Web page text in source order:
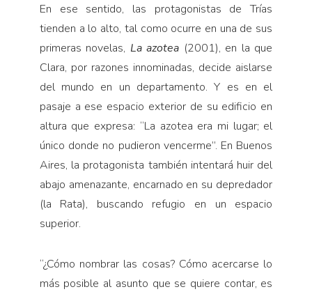
En ese sentido, las protagonistas de Trías
tienden a lo alto, tal como ocurre en una de sus
primeras novelas, La azotea (2001), en la que
Clara, por razones innominadas, decide aislarse
del mundo en un departamento. Y es en el
pasaje a ese espacio exterior de su edificio en
altura que expresa: “La azotea era mi lugar; el
único donde no pudieron vencerme”. En Buenos
Aires, la protagonista también intentará huir del
abajo amenazante, encarnado en su depredador
(la Rata), buscando refugio en un espacio
superior.
“¿Cómo nombrar las cosas? Cómo acercarse lo
más posible al asunto que se quiere contar, es